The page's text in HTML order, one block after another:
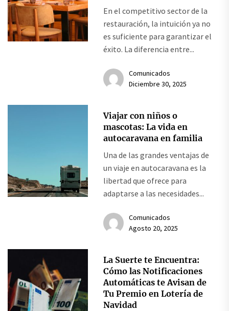
En el competitivo sector de la
restauración, la intuición ya no
es suficiente para garantizar el
éxito. La diferencia entre...
Comunicados
Diciembre 30, 2025
Viajar con niños o
mascotas: La vida en
autocaravana en familia
Una de las grandes ventajas de
un viaje en autocaravana es la
libertad que ofrece para
adaptarse a las necesidades...
Comunicados
Agosto 20, 2025
La Suerte te Encuentra:
Cómo las Notificaciones
Automáticas te Avisan de
Tu Premio en Lotería de
Navidad